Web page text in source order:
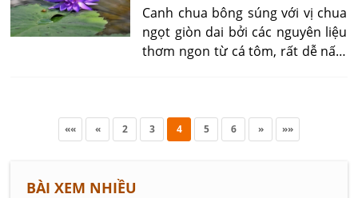
Canh chua bông súng với vị chua
ngọt giòn dai bởi các nguyên liệu
thơm ngon từ cá tôm, rất dễ nấu,
thức món canh tuy hương vị nhẹ
nhàng nhưng cũng rất đổi quyến
«« « 2 3 4 5 6 » »»
BÀI XEM NHIỀU